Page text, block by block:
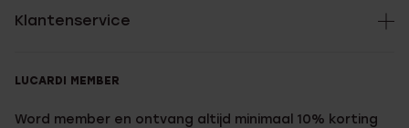
Klantenservice
LUCARDI MEMBER
Word member en ontvang altijd minimaal 10% korting